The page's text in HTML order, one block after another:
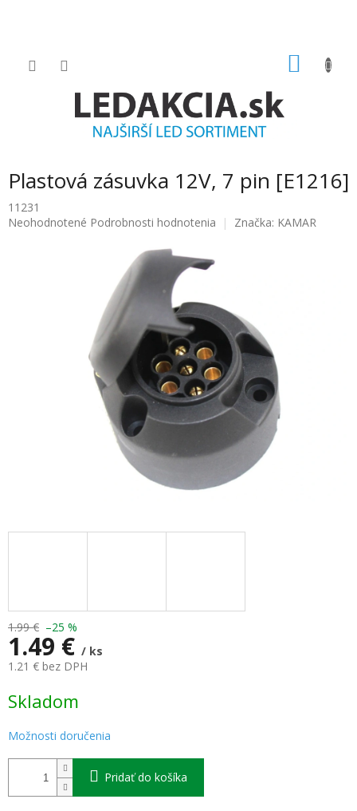
Plastová zásuvka 12V, 7 pin [E1216]
11231
Priemerné
Neohodnotené Podrobnosti hodnotenia Značka: KAMAR
1.99 € –25 %
1.49 € / ks
1.21 € bez DPH
cena:
Skladom
Možnosti doručenia
Pridať do košíka